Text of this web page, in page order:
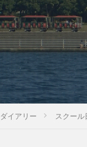
ダイアリー スクール